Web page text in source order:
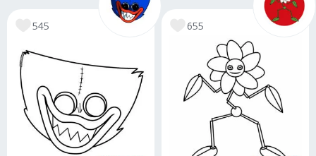
545 655